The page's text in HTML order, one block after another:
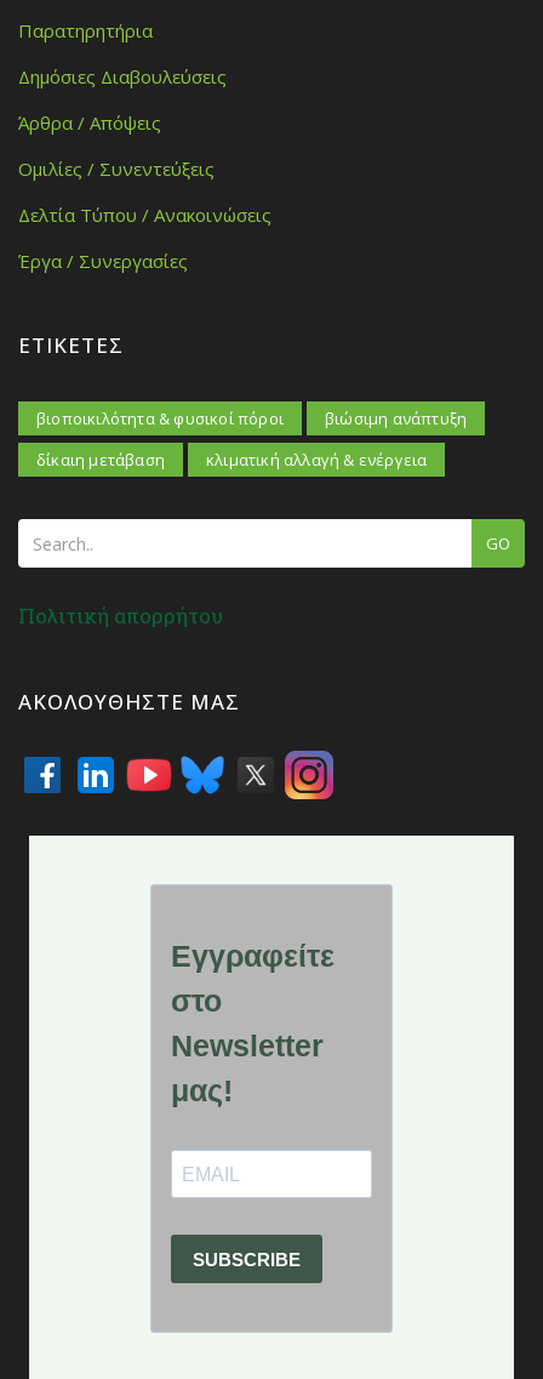
Παρατηρητήρια
Δημόσιες Διαβουλεύσεις
Άρθρα / Απόψεις
Ομιλίες / Συνεντεύξεις
Δελτία Τύπου / Ανακοινώσεις
Έργα / Συνεργασίες
ΕΤΙΚΈΤΕΣ
βιοποικιλότητα & φυσικοί πόροι
βιώσιμη ανάπτυξη
δίκαιη μετάβαση
κλιματική αλλαγή & ενέργεια
GO
Πολιτική απορρήτου
ΑΚΟΛΟΥΘΉΣΤΕ ΜΑΣ